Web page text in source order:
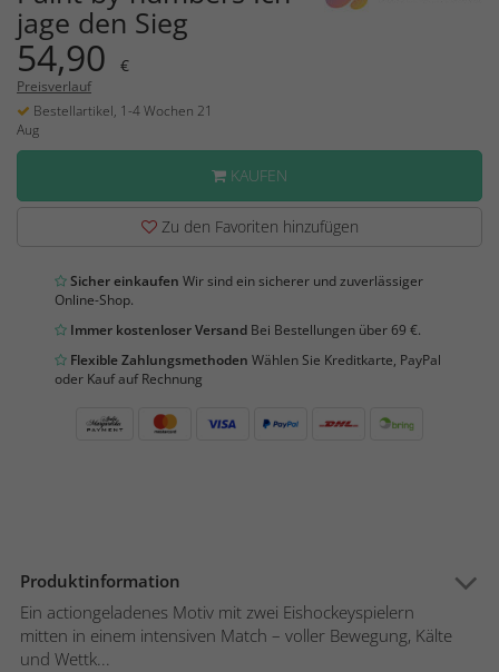
jage den Sieg
54,90 €
Preisverlauf
Bestellartikel, 1-4 Wochen 21
Aug
KAUFEN
Zu den Favoriten hinzufügen
Sicher einkaufen Wir sind ein sicherer und zuverlässiger
Online-Shop.
Immer kostenloser Versand Bei Bestellungen über 69 €.
Flexible Zahlungsmethoden Wählen Sie Kreditkarte, PayPal
oder Kauf auf Rechnung
Produktinformation
Ein actiongeladenes Motiv mit zwei Eishockeyspielern
mitten in einem intensiven Match – voller Bewegung, Kälte
und Wettk...